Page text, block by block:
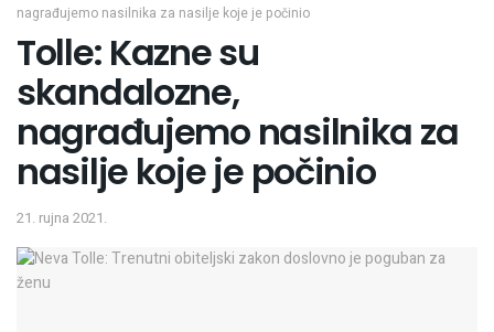
nagrađujemo nasilnika za nasilje koje je počinio
Tolle: Kazne su
skandalozne,
nagrađujemo nasilnika za
nasilje koje je počinio
21. rujna 2021.